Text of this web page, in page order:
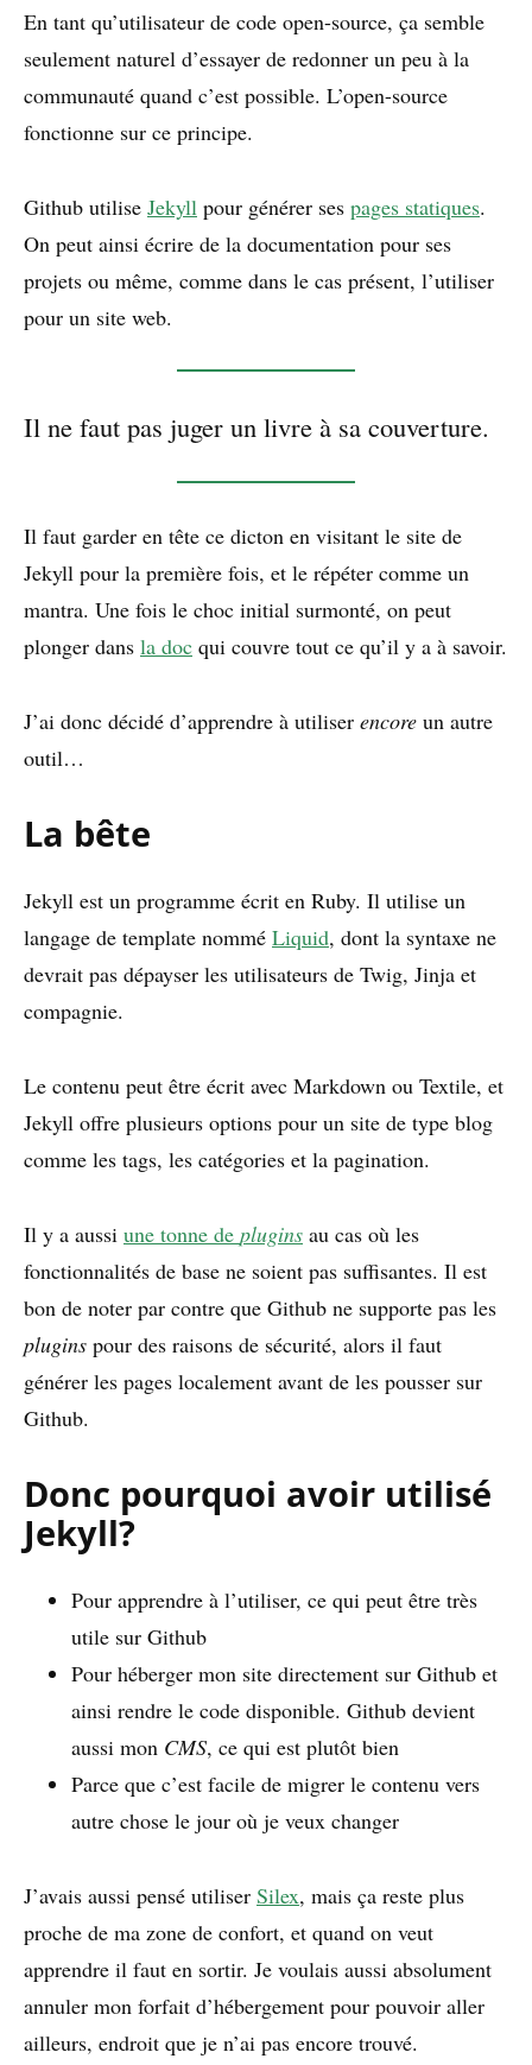
En tant qu’utilisateur de code open-source, ça semble
seulement naturel d’essayer de redonner un peu à la
communauté quand c’est possible. L’open-source
fonctionne sur ce principe.
Github utilise Jekyll pour générer ses pages statiques.
On peut ainsi écrire de la documentation pour ses
projets ou même, comme dans le cas présent, l’utiliser
pour un site web.
Il ne faut pas juger un livre à sa couverture.
Il faut garder en tête ce dicton en visitant le site de
Jekyll pour la première fois, et le répéter comme un
mantra. Une fois le choc initial surmonté, on peut
plonger dans la doc qui couvre tout ce qu’il y a à savoir.
J’ai donc décidé d’apprendre à utiliser encore un autre
outil…
La bête
Jekyll est un programme écrit en Ruby. Il utilise un
langage de template nommé Liquid, dont la syntaxe ne
devrait pas dépayser les utilisateurs de Twig, Jinja et
compagnie.
Le contenu peut être écrit avec Markdown ou Textile, et
Jekyll offre plusieurs options pour un site de type blog
comme les tags, les catégories et la pagination.
Il y a aussi une tonne de plugins au cas où les
fonctionnalités de base ne soient pas suffisantes. Il est
bon de noter par contre que Github ne supporte pas les
plugins pour des raisons de sécurité, alors il faut
générer les pages localement avant de les pousser sur
Github.
Donc pourquoi avoir utilisé
Jekyll?
Pour apprendre à l’utiliser, ce qui peut être très
utile sur Github
Pour héberger mon site directement sur Github et
ainsi rendre le code disponible. Github devient
aussi mon CMS, ce qui est plutôt bien
Parce que c’est facile de migrer le contenu vers
autre chose le jour où je veux changer
J’avais aussi pensé utiliser Silex, mais ça reste plus
proche de ma zone de confort, et quand on veut
apprendre il faut en sortir. Je voulais aussi absolument
annuler mon forfait d’hébergement pour pouvoir aller
ailleurs, endroit que je n’ai pas encore trouvé.